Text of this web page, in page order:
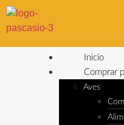
Inicio
Comprar
Aves